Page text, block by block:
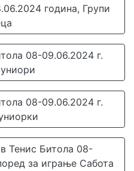
година, Групи
08-09.06.2024 г.
08-09.06.2024 г.
Тенис Битола 08-
за играње Сабота